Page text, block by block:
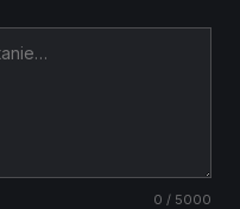
0 / 5000